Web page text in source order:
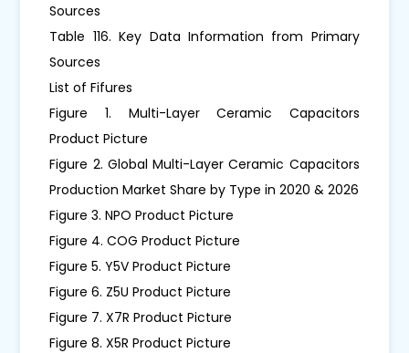
Sources
Table 116. Key Data Information from Primary
Sources
List of Fifures
Figure 1. Multi-Layer Ceramic Capacitors
Product Picture
Figure 2. Global Multi-Layer Ceramic Capacitors
Production Market Share by Type in 2020 & 2026
Figure 3. NPO Product Picture
Figure 4. COG Product Picture
Figure 5. Y5V Product Picture
Figure 6. Z5U Product Picture
Figure 7. X7R Product Picture
Figure 8. X5R Product Picture